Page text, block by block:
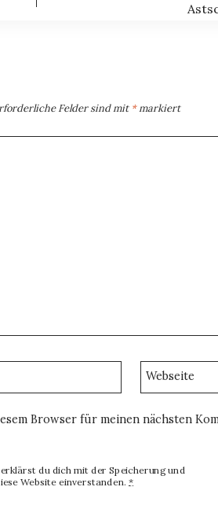
Felder sind mit *markiert
Webseite
Browser für meinen nächsten
du dich mit der Speicherung und
Website einverstanden.*